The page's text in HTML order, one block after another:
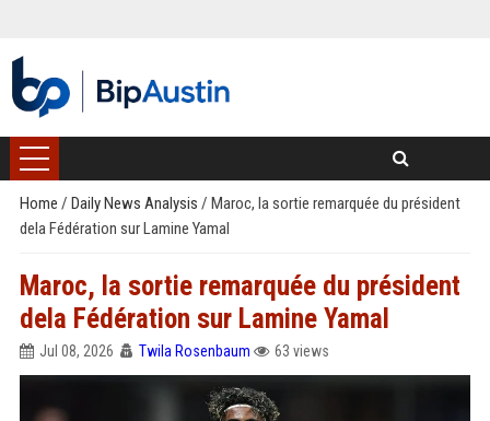
Home / Daily News Analysis / Maroc, la sortie remarquée du président
dela Fédération sur Lamine Yamal
Maroc, la sortie remarquée du président
dela Fédération sur Lamine Yamal
Jul 08, 2026 Twila Rosenbaum 63 views